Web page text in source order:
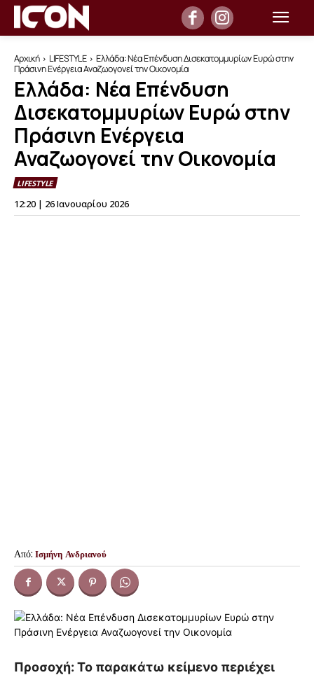
Αρχική LIFESTYLE
Ελλάδα: Νέα Επένδυση Δισεκατομμυρίων Ευρώ στην
Πράσινη Ενέργεια Αναζωογονεί την Οικονομία
Ελλάδα: Νέα Επένδυση
Δισεκατομμυρίων Ευρώ στην
Πράσινη Ενέργεια
Αναζωογονεί την Οικονομία
LIFESTYLE
12:20 | 26 Ιανουαρίου 2026
Από: Ισμήνη Ανδριανού
Προσοχή: Το παρακάτω κείμενο περιέχει